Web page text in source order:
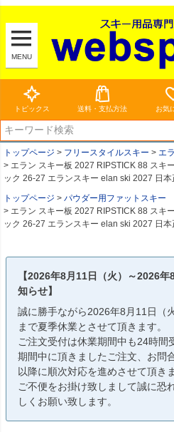
MENU
トピックス 送料・支払方法 お気
トップページ フリースタイルスキー
エ
エラン スキー板 2027 RIPSTICK 88 スキ
ック 26-27 エランスキー elan ski 2027 日本
トップページ
パウダー用ファットスキー
エラン スキー板 2027 RIPSTICK 88 スキ
ック 26-27 エランスキー elan ski 2027 日本
【2026年8月11日（火）～2026
知らせ】
誠に勝手ながら2026年8月11日（
まで夏季休業とさせて頂きます。
ご注文受付は休業期間中も24時間
期間中に頂きましたご注文、お問
以降に順次対応を進めさせて頂きま
ご不便をお掛け致しまして誠に恐
しくお願い致します。